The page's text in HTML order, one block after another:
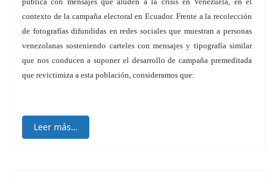
contexto de la campaña electoral en Ecuador. Frente a la recolección
de fotografías difundidas en redes sociales que muestran a personas
venezolanas sosteniendo carteles con mensajes y tipografía similar
que nos conducen a suponer el desarrollo de campaña premeditada
que revictimiza a esta población, consideramos que:
Leer más…